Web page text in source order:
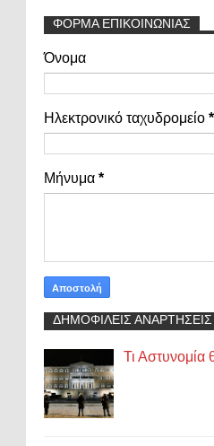
ΦΟΡΜΑ ΕΠΙΚΟΙΝΩΝΙΑΣ
Όνομα
Ηλεκτρονικό ταχυδρομείο *
Μήνυμα *
ΔΗΜΟΦΙΛΕΙΣ
Τι Αστυνομία